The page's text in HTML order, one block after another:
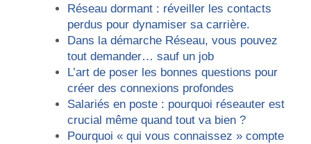
Réseau dormant : réveiller les contacts
perdus pour dynamiser sa carrière.
Dans la démarche Réseau, vous pouvez
tout demander… sauf un job
L’art de poser les bonnes questions pour
créer des connexions profondes
Salariés en poste : pourquoi réseauter est
crucial même quand tout va bien ?
Pourquoi « qui vous connaissez » compte